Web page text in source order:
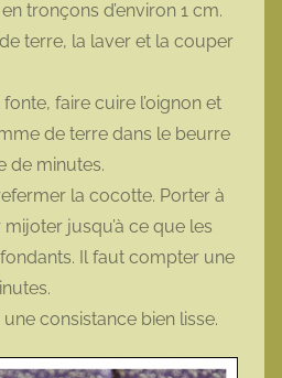
tronçons d’environ 1 cm.
terre, la laver et la couper
faire cuire l’oignon et
de terre dans le beurre
de minutes.
la cocotte. Porter à
jusqu’à ce que les
Il faut compter une
consistance bien lisse.